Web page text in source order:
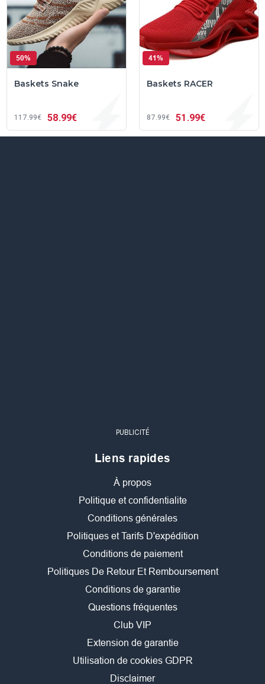
50%
Baskets Snake
117 99€ 58 99€
41%
Baskets RACER
87 99€ 51 99€
PUBLICITÉ
Liens rapides
À propos
Politique et confidentialite
Conditions générales
Politiques et Tarifs D'expédition
Conditions de paiement
Politiques De Retour Et Remboursement
Conditions de garantie
Questions fréquentes
Club VIP
Extension de garantie
Utilisation de cookies GDPR
Disclaimer